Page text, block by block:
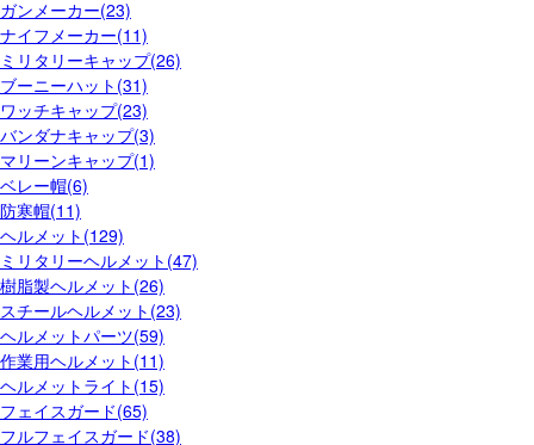
ガンメーカー(23)
ナイフメーカー(11)
ミリタリーキャップ(26)
ブーニーハット(31)
ワッチキャップ(23)
バンダナキャップ(3)
マリーンキャップ(1)
ベレー帽(6)
防寒帽(11)
ヘルメット(129)
ミリタリーヘルメット(47)
樹脂製ヘルメット(26)
スチールヘルメット(23)
ヘルメットパーツ(59)
作業用ヘルメット(11)
ヘルメットライト(15)
フェイスガード(65)
フルフェイスガード(38)